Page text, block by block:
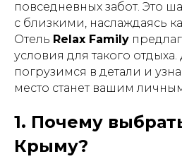
повседневных забот. Это
с близкими, наслаждаясь
Отель Relax Family
условия для такого отдыха.
погрузимся в детали и
место станет вашим
1. Почему
Крыму?